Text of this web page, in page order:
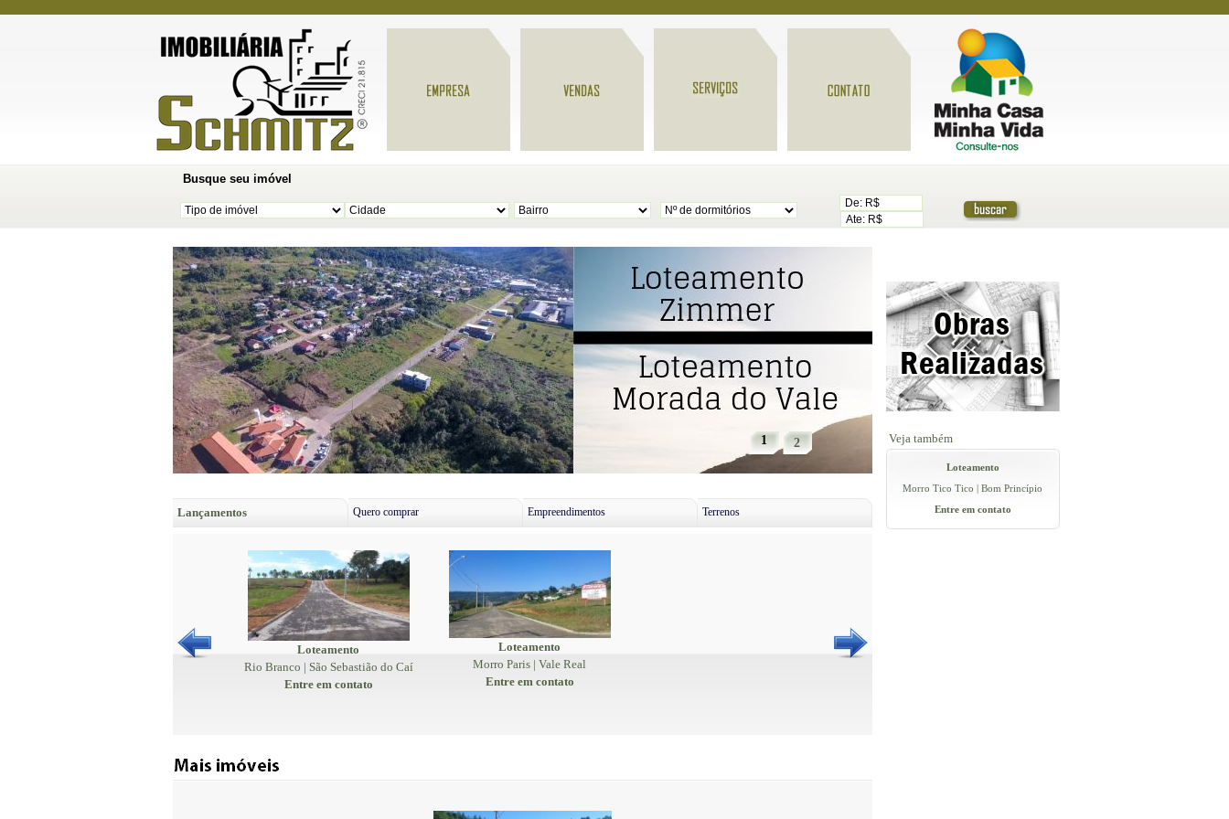
Busque seu imóvel
1 2
Lançamentos Quero comprar Empreendimentos Terrenos
Loteamento
Rio Branco | São Sebastião do Caí
Entre em contato
Loteamento
Morro Paris | Vale Real
Entre em contato
Veja também
Loteamento
Morro Tico Tico | Bom Princípio
Entre em contato